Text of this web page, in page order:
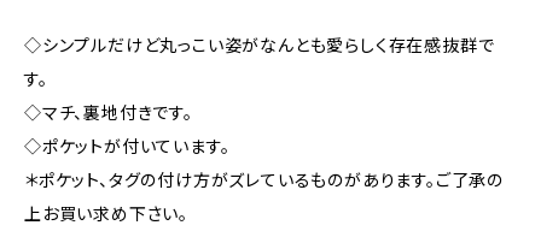
◇シンプルだけど丸っこい姿がなんとも愛らしく存在感抜群で
す。
◇マチ、裏地付きです。
◇ポケットが付いています。
＊ポケット、タグの付け方がズレているものがあります。ご了承の
上お買い求め下さい。